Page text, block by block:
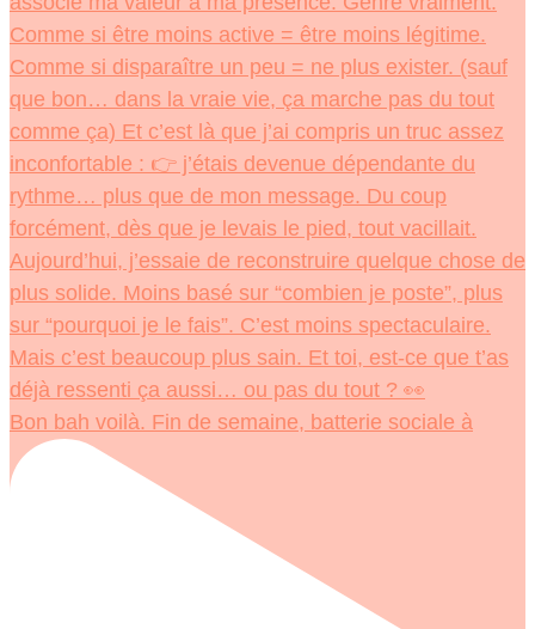
Bon bah voilà. Fin de semaine, batterie sociale à